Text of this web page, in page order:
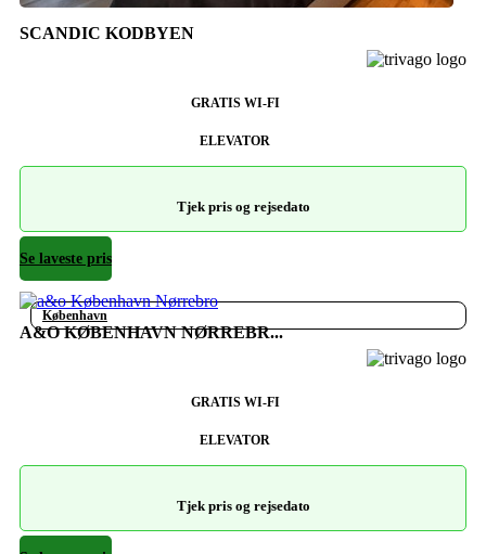
SCANDIC KODBYEN
GRATIS WI-FI
ELEVATOR
Tjek pris og rejsedato
Se laveste pris
København
A&O KØBENHAVN NØRREBR...
GRATIS WI-FI
ELEVATOR
Tjek pris og rejsedato